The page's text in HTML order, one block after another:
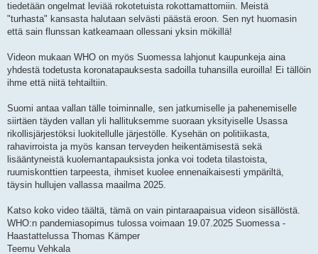
tiedetään ongelmat leviää rokotetuista rokottamattomiin. Meistä
"turhasta" kansasta halutaan selvästi päästä eroon. Sen nyt huomasin
että sain flunssan katkeamaan ollessani yksin mökillä!
Videon mukaan WHO on myös Suomessa lahjonut kaupunkeja aina
yhdestä todetusta koronatapauksesta sadoilla tuhansilla euroilla! Ei tällöin
ihme että niitä tehtailtiin.
Suomi antaa vallan tälle toiminnalle, sen jatkumiselle ja pahenemiselle
siirtäen täyden vallan yli hallituksemme suoraan yksityiselle Usassa
rikollisjärjestöksi luokitellulle järjestölle. Kysehän on politiikasta,
rahavirroista ja myös kansan terveyden heikentämisestä sekä
lisääntyneistä kuolemantapauksista jonka voi todeta tilastoista,
ruumiskonttien tarpeesta, ihmiset kuolee ennenaikaisesti ympäriltä,
täysin hullujen vallassa maailma 2025.
Katso koko video täältä, tämä on vain pintaraapaisua videon sisällöstä.
WHO:n pandemiasopimus tulossa voimaan 19.07.2025 Suomessa -
Haastattelussa Thomas Kämper
Teemu Vehkala